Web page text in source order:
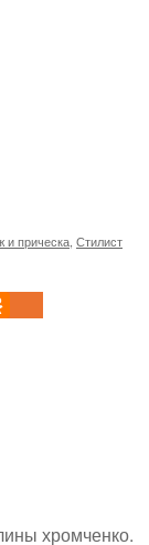
и прическа Стилист
хромченко.